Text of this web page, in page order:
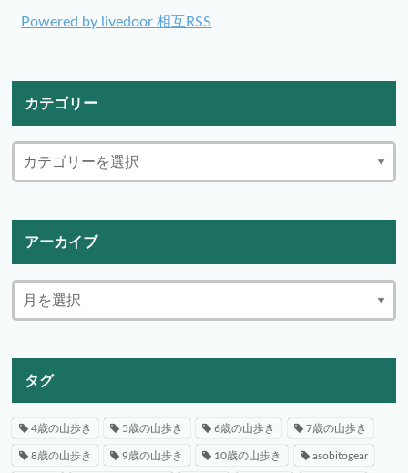
Powered by livedoor 相互RSS
カテゴリー
アーカイブ
タグ
4歳の山歩き 5歳の山歩き 6歳の山歩き 7歳の山歩き
8歳の山歩き 9歳の山歩き 10歳の山歩き asobitogear